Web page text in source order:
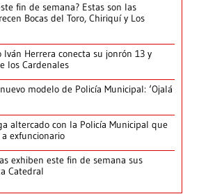
fin de semana? Estas son las
Bocas del Toro, Chiriquí y Los
Iván Herrera conecta su jonrón 13 y
los Cardenales
modelo de Policía Municipal: ‘Ojalá
altercado con la Policía Municipal que
exfuncionario
exhiben este fin de semana sus
Catedral